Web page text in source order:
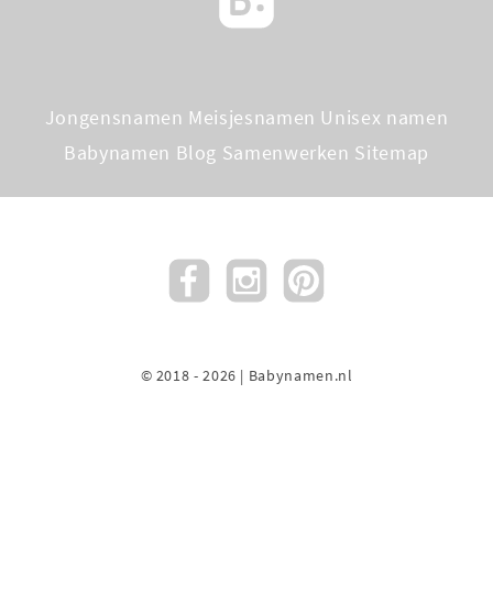
Jongensnamen Meisjesnamen Unisex namen
Babynamen Blog Samenwerken Sitemap
© 2018 - 2026 | Babynamen.nl